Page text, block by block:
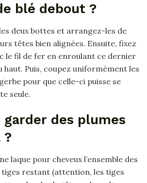
blé debout ?
deux bottes et arrangez-les de
têtes bien alignées. Ensuite, fixez
le fil de fer en enroulant ce dernier
haut. Puis, coupez uniformément les
pour que celle-ci puisse se
seule.
garder des plumes
?
laque pour cheveux l’ensemble des
tiges restant (attention, les tiges